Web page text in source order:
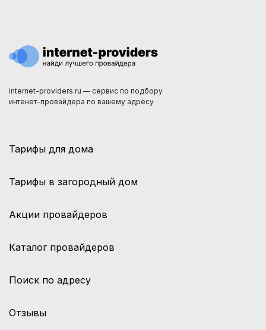
internet-providers.ru — сервис по подбору
интенет-провайдера по вашему адресу
Тарифы для дома
Тарифы в загородный дом
Акции провайдеров
Каталог провайдеров
Поиск по адресу
Отзывы